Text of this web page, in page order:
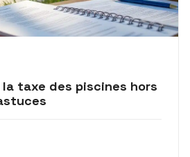
taxe des piscines hors